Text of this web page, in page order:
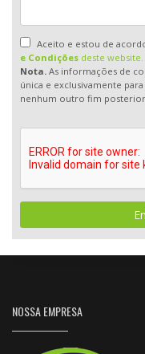
Aceito e estou de
e Condições deste website.
Nota. As informações de
única e exclusivamente
nenhum outro fim
NOSSA EMPRESA